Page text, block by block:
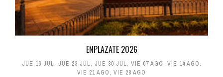
ENPLAZATE 2026
JUE 16 JUL, JUE 23 JUL, JUE 30 JUL, VIE 07 AGO, VIE 14 AGO,
VIE 21 AGO, VIE 28 AGO